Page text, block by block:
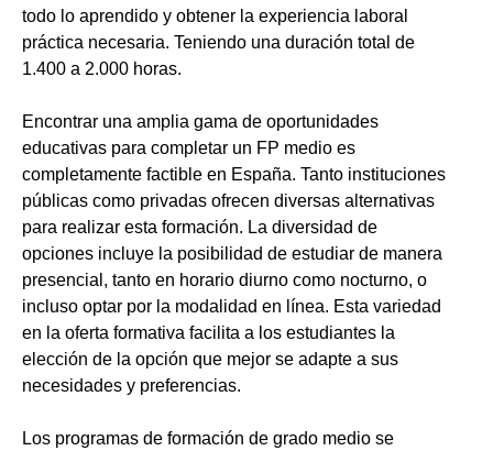
todo lo aprendido y obtener la experiencia laboral
práctica necesaria. Teniendo una duración total de
1.400 a 2.000 horas.
Encontrar una amplia gama de oportunidades
educativas para completar un FP medio es
completamente factible en España. Tanto instituciones
públicas como privadas ofrecen diversas alternativas
para realizar esta formación. La diversidad de
opciones incluye la posibilidad de estudiar de manera
presencial, tanto en horario diurno como nocturno, o
incluso optar por la modalidad en línea. Esta variedad
en la oferta formativa facilita a los estudiantes la
elección de la opción que mejor se adapte a sus
necesidades y preferencias.
Los programas de formación de grado medio se